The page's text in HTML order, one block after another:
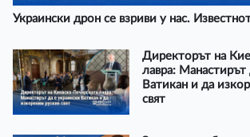
Украински дрон се взриви у нас.
Директорът на
лавра: Манастирът
Ватикан и да
свят